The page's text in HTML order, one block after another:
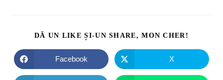
DĂ UN LIKE ȘI-UN SHARE, MON CHER!
Facebook X